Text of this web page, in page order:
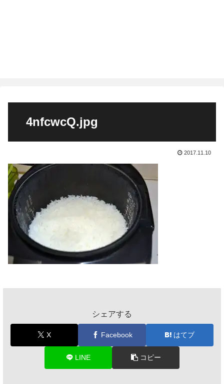
4nfcwcQ.jpg
2017.11.10
シェアする
X Facebook はてブ
LINE コピー